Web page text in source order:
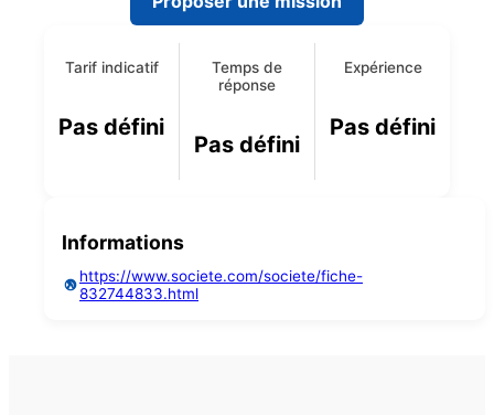
Tarif indicatif
Pas défini
Temps de
réponse
Pas défini
Expérience
Pas défini
Informations
https://www.societe.com/societe/fiche-
832744833.html